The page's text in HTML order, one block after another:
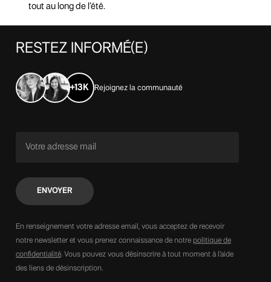
tout au long de l’été.
RESTEZ INFORMÉ(E)
+13K Rejoignez la communauté
En renseignement votre adresse email, vous acceptez de recevoir
notre newsletter et vous prenez connaissance de notre politique de
confidentialité. Vous pouvez vous désinscrire à tout moment à l’aide
des liens de désinscription.